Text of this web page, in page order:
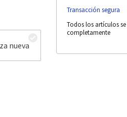
nueva
Transacción segura
Todos los artículos
completamente